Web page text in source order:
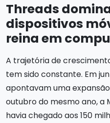
Threads
dispositivos
reina em
A trajetória de
tem sido constante. Em
apontavam uma expansão
outubro do mesmo ano, a
havia chegado aos 150